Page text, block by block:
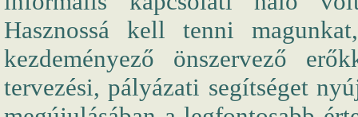
Hasznossá kell tenni
kezdeményező önszervező
tervezési, pályázati segítséget